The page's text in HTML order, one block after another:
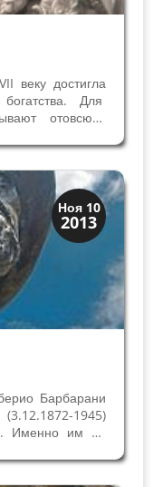
веку достигла
Для
отовсюду
демонстрирует
и как следствие
Ноя 10
2013
Барбарани
1945)
Именно им он
грусти».